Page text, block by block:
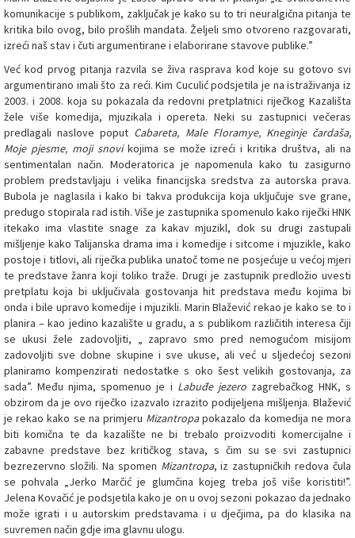
komunikacije s publikom, zaključak je kako su to tri neuralgična pitanja te
kritika bilo ovog, bilo prošlih mandata. Željeli smo otvoreno razgovarati,
izreći naš stav i čuti argumentirane i elaborirane stavove publike.”
Već kod prvog pitanja razvila se živa rasprava kod koje su gotovo svi
argumentirano imali što za reći. Kim Cuculić podsjetila je na istraživanja iz
2003. i 2008. koja su pokazala da redovni pretplatnici riječkog Kazališta
žele više komedija, mjuzikala i opereta. Neki su zastupnici večeras
predlagali naslove poput Cabareta, Male Floramye, Kneginje čardaša,
Moje pjesme, moji snovikojima se može izreći i kritika društva, ali na
sentimentalan način. Moderatorica je napomenula kako tu zasigurno
problem predstavljaju i velika financijska sredstva za autorska prava.
Bubola je naglasila i kako bi takva produkcija koja uključuje sve grane,
predugo stopirala rad istih. Više je zastupnika spomenulo kako riječki HNK
itekako ima vlastite snage za kakav mjuzikl, dok su drugi zastupali
mišljenje kako Talijanska drama ima i komedije i sitcome i mjuzikle, kako
postoje i titlovi, ali riječka publika unatoč tome ne posjećuje u većoj mjeri
te predstave žanra koji toliko traže. Drugi je zastupnik predložio uvesti
pretplatu koja bi uključivala gostovanja hit predstava među kojima bi
onda i bile upravo komedije i mjuzikli. Marin Blažević rekao je kako se to i
planira – kao jedino kazalište u gradu, a s publikom različitih interesa čiji
se ukusi žele zadovoljiti, „ zapravo smo pred nemogućom misijom
zadovoljiti sve dobne skupine i sve ukuse, ali već u sljedećoj sezoni
planiramo kompenzirati nedostatke s oko šest velikih gostovanja, za
sada”. Među njima, spomenuo je i Labuđe jezerozagrebačkog HNK, s
obzirom da je ovo riječko izazvalo izrazito podijeljena mišljenja. Blažević
je rekao kako se na primjeru Mizantropapokazalo da komedija ne mora
biti komična te da kazalište ne bi trebalo proizvoditi komercijalne i
zabavne predstave bez kritičkog stava, s čim su se svi zastupnici
bezrezervno složili. Na spomen Mizantropa, iz zastupničkih redova čula
se pohvala „Jerko Marčić je glumčina kojeg treba još više koristiti!”.
Jelena Kovačić je podsjetila kako je on u ovoj sezoni pokazao da jednako
može igrati i u autorskim predstavama i u dječjima, pa do klasika na
suvremen način gdje ima glavnu ulogu.